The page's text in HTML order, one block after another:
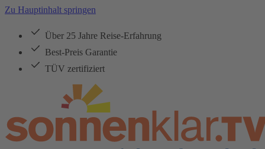
Zu Hauptinhalt springen
Über 25 Jahre Reise-Erfahrung
Best-Preis Garantie
TÜV zertifiziert